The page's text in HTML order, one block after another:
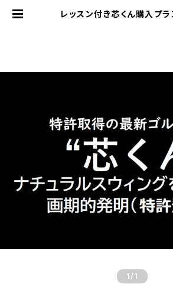
レッスン付き芯くん購入プラン (神
1 /1